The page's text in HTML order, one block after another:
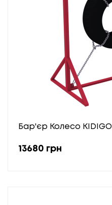
Бар'єр Колесо KIDIGO
13680 грн